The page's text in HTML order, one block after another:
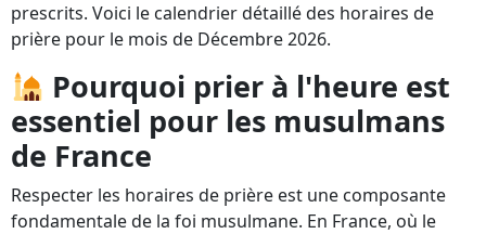
prescrits. Voici le calendrier détaillé des horaires de
prière pour le mois de Décembre 2026.
Pourquoi prier à l'heure est
essentiel pour les musulmans
de France
Respecter les horaires de prière est une composante
fondamentale de la foi musulmane. En France, où le